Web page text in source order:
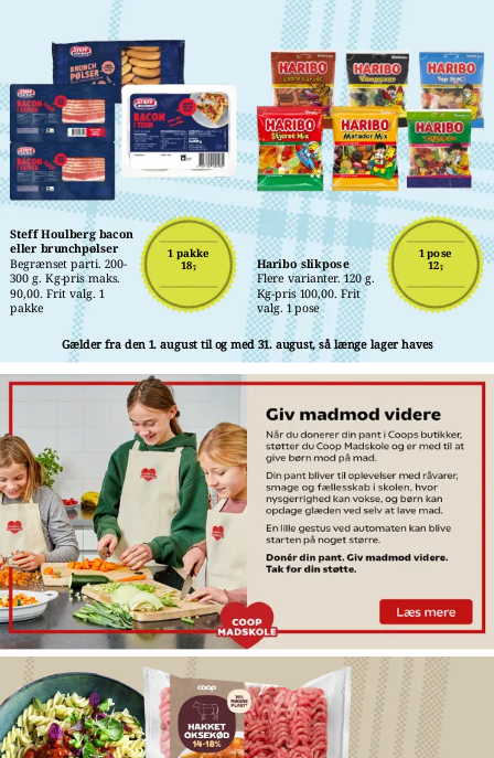
1 pakke
18,-
Steff Houlberg bacon
eller brunchpølser
Begrænset parti. 200-
300 g. Kg-pris maks.
90,00. Frit valg. 1
pakke
1 pose
12,-
Haribo slikpose
Flere varianter. 120 g.
Kg-pris 100,00. Frit
valg. 1 pose
Gælder fra den 1. august til og med 31. august, så længe lager haves